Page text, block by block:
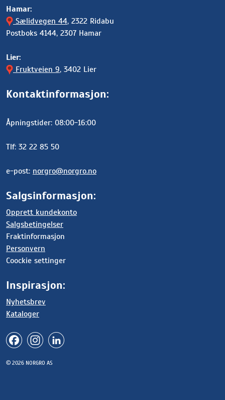
Hamar:
Sælidvegen 44, 2322 Ridabu
Postboks 4144, 2307 Hamar
Lier:
Fruktveien 9, 3402 Lier
Kontaktinformasjon:
Åpningstider: 08:00-16:00
Tlf: 32 22 85 50
e-post: norgro@norgro.no
Salgsinformasjon:
Opprett kundekonto
Salgsbetingelser
Fraktinformasjon
Personvern
Coockie settinger
Inspirasjon:
Nyhetsbrev
Kataloger
© 2026 NORGRO AS